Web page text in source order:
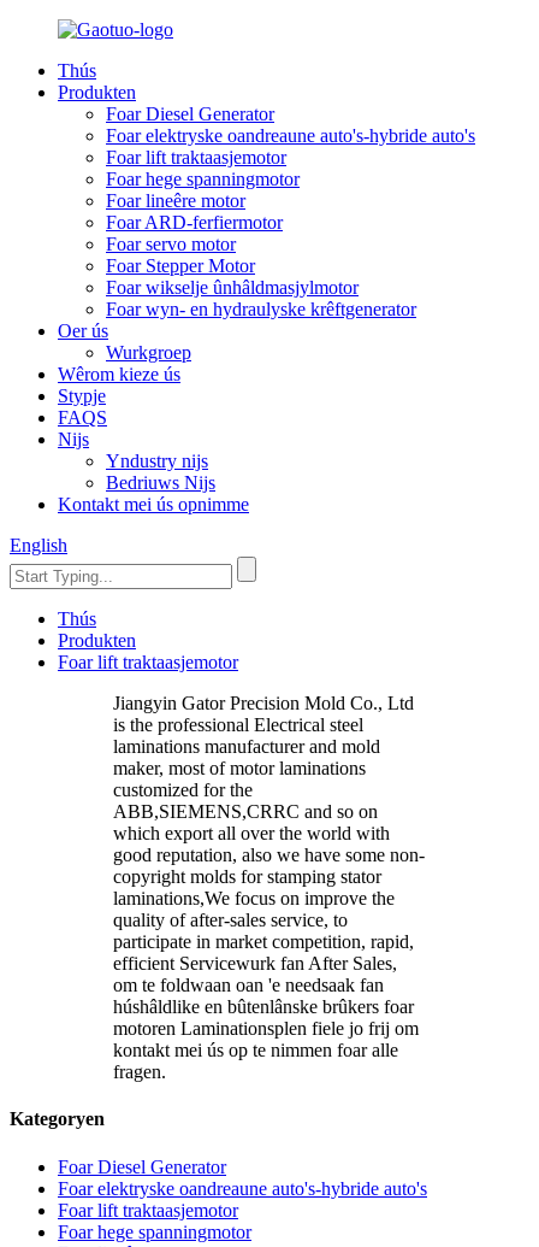
Thús
Produkten
Foar Diesel Generator
Foar elektryske oandreaune auto's-hybride auto's
Foar lift traktaasjemotor
Foar hege spanningmotor
Foar lineêre motor
Foar ARD-ferfiermotor
Foar servo motor
Foar Stepper Motor
Foar wikselje ûnhâldmasjylmotor
Foar wyn- en hydraulyske krêftgenerator
Oer ús
Wurkgroep
Wêrom kieze ús
Stypje
FAQS
Nijs
Yndustry nijs
Bedriuws Nijs
Kontakt mei ús opnimme
English
Thús
Produkten
Foar lift traktaasjemotor
Jiangyin Gator Precision Mold Co., Ltd
is the professional Electrical steel
laminations manufacturer and mold
maker, most of motor laminations
customized for the
ABB,SIEMENS,CRRC and so on
which export all over the world with
good reputation, also we have some non-
copyright molds for stamping stator
laminations,We focus on improve the
quality of after-sales service, to
participate in market competition, rapid,
efficient Servicewurk fan After Sales,
om te foldwaan oan 'e needsaak fan
húshâldlike en bûtenlânske brûkers foar
motoren Laminationsplen fiele jo frij om
kontakt mei ús op te nimmen foar alle
fragen.
Kategoryen
Foar Diesel Generator
Foar elektryske oandreaune auto's-hybride auto's
Foar lift traktaasjemotor
Foar hege spanningmotor